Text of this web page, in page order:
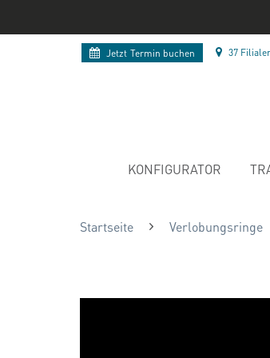
Jetzt Termin buchen 37
KONFIGURATOR
Startseite Verlobungsringe